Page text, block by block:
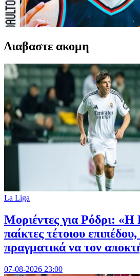
Διαβαστε ακομη
La Liga
Μοριέντες για Ρόδρι: «Η
παίκτες τέτοιου
πραγματικά να τον
07-08-2026 23:00